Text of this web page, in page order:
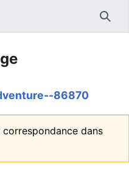
86870
correspondance dans